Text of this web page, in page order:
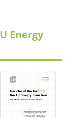
Energy